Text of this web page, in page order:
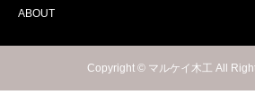
ABOUT
Copyright © マルケイ木工 All